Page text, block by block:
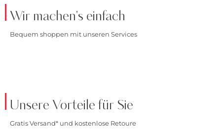
Wir machen's einfach
Bequem shoppen mit unseren Services
Unsere Vorteile für Sie
Gratis Versand* und kostenlose Retoure